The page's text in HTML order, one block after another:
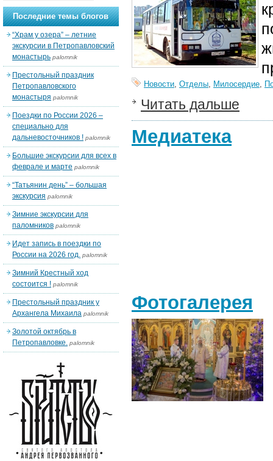
Новости, Отделы, Милосердие,
Читать дальше
Медиатека
Фотогалерея
Последние темы блогов
“Храм у озера” – летние
экскурсии в Петропавловский
монастырь palomnik
Престольный праздник
Петропавловского
монастыря palomnik
Поездки по России 2026 –
специально для
дальневосточников ! palomnik
Большие экскурсии для всех в
феврале и марте palomnik
“Татьянин день” – большая
экскурсия palomnik
Зимние экскурсии для
паломников palomnik
Идет запись в поездки по
России на 2026 год. palomnik
Зимний Крестный ход
состоится ! palomnik
Престольный праздник у
Архангела Михаила palomnik
Золотой октябрь в
Петропавловке. palomnik